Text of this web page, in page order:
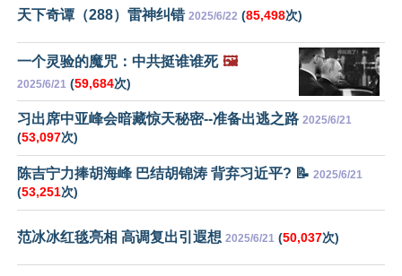
天下奇谭（288）雷神纠错 2025/6/22 (85,498次)
一个灵验的魔咒：中共挺谁谁死 🖼️
2025/6/21 (59,684次)
习出席中亚峰会暗藏惊天秘密--准备出逃之路 2025/6/21
(53,097次)
陈吉宁力捧胡海峰 巴结胡锦涛 背弃习近平? 📝 2025/6/21
(53,251次)
范冰冰红毯亮相 高调复出引遐想 2025/6/21 (50,037次)